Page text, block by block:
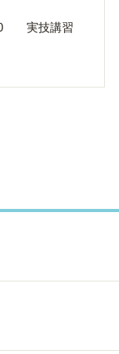
00 実技講習